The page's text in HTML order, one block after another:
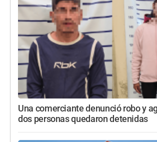
Una comerciante denunció robo y
dos personas quedaron detenidas